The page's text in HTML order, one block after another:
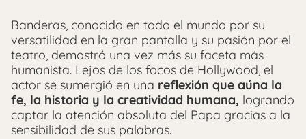
Banderas, conocido en todo el mundo por su
versatilidad en la gran pantalla y su pasión por el
teatro, demostró una vez más su faceta más
humanista. Lejos de los focos de Hollywood, el
actor se sumergió en una reflexión que aúna la
fe, la historia y la creatividad humana, logrando
captar la atención absoluta del Papa gracias a la
sensibilidad de sus palabras.